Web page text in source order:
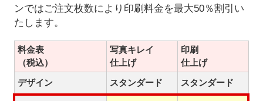
ンではご注文枚数により印刷料金を最大50％割引い
たします。
料金表
（税込）
写真キレイ
仕上げ
印刷
仕上げ
デザイン
スタンダード スタンダード